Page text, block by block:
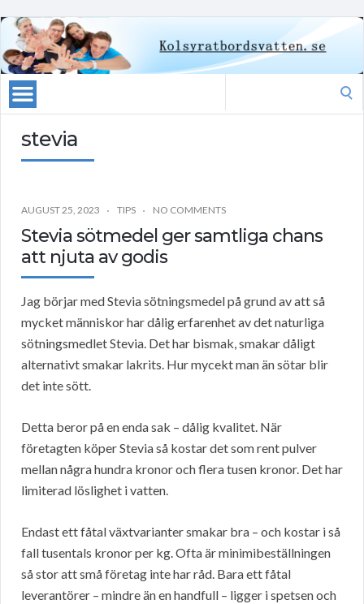
stevia
AUGUST 25, 2023 TIPS NO COMMENTS
Stevia sötmedel ger samtliga chans
att njuta av godis
Jag börjar med Stevia sötningsmedel på grund av att så
mycket människor har dålig erfarenhet av det naturliga
sötningsmedlet Stevia. Det har bismak, smakar dåligt
alternativt smakar lakrits. Hur mycekt man än sötar blir
det inte sött.
Detta beror på en enda sak – dålig kvalitet. När
företagten köper Stevia så kostar det som rent pulver
mellan några hundra kronor och flera tusen kronor. Det har
limiterad löslighet i vatten.
Endast ett fåtal växtvarianter smakar bra – och kostar i så
fall tusentals kronor per kg. Ofta är minimibeställningen
så stor att små företag inte har råd. Bara ett fåtal
leverantörer – mindre än en handfull – ligger i spetsen och